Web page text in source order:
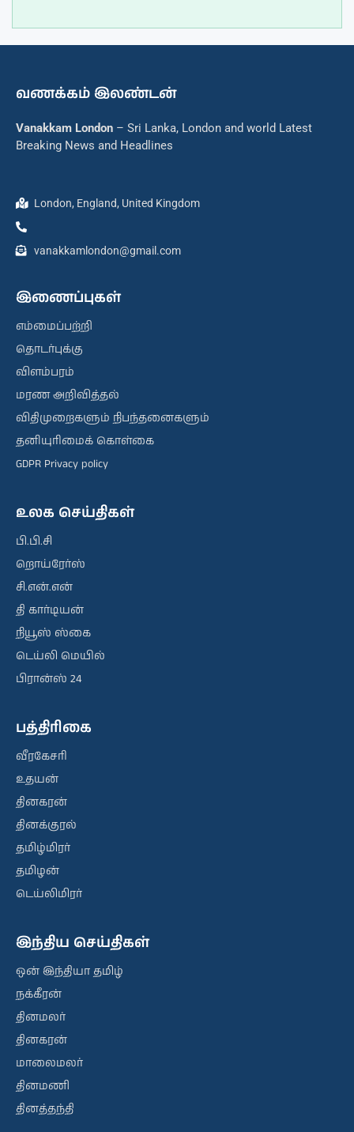
வணக்கம் இலண்டன்
Vanakkam London – Sri Lanka, London and world Latest
Breaking News and Headlines
London, England, United Kingdom
vanakkamlondon@gmail.com
இணைப்புகள்
எம்மைப்பற்றி
தொடர்புக்கு
விளம்பரம்
மரண அறிவித்தல்
விதிமுறைகளும் நிபந்தனைகளும்
தனியுரிமைக் கொள்கை
GDPR Privacy policy
உலக செய்திகள்
பி.பி.சி
றொய்ரேர்ஸ்
சி.என்.என்
தி கார்டியன்
நியூஸ் ஸ்கை
டெய்லி மெயில்
பிரான்ஸ் 24
பத்திரிகை
வீரகேசரி
உதயன்
தினகரன்
தினக்குரல்
தமிழ்மிரர்
தமிழன்
டெய்லிமிரர்
இந்திய செய்திகள்
ஒன் இந்தியா தமிழ்
நக்கீரன்
தினமலர்
தினகரன்
மாலைமலர்
தினமணி
தினத்தந்தி